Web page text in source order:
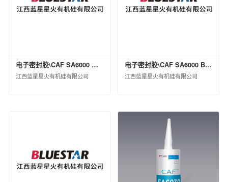
锦西化工研究院有限公司
北京市碳纤维工程技术研究中心
兰州蓝星纤维有限公司
中昊（大连）化工研究设计院有限公司
广州合成材料研究院有限公司
中化塑料有限公司
电子密封胶\CAF SA6000 WHT LV 软包\支装(KG)\0.82
江西蓝星星火有机硅有限公司
电子密封胶\CAF SA6000 BLK LV\桶装(KG)\270
江西蓝星星火有机硅有限公司